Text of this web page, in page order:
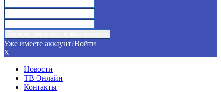
Уже имеете аккаунт?Войти
X
Новости
ТВ Онлайн
Контакты